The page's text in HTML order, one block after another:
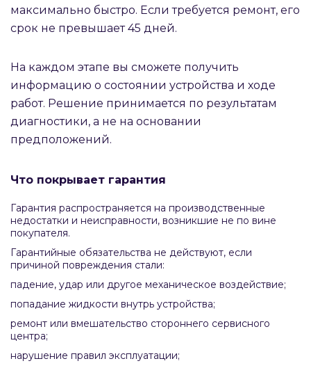
максимально быстро. Если требуется ремонт, его
срок не превышает 45 дней.
На каждом этапе вы сможете получить
информацию о состоянии устройства и ходе
работ. Решение принимается по результатам
диагностики, а не на основании
предположений.
Что покрывает гарантия
Гарантия распространяется на производственные
недостатки и неисправности, возникшие не по вине
покупателя.
Гарантийные обязательства не действуют, если
причиной повреждения стали:
падение, удар или другое механическое воздействие;
попадание жидкости внутрь устройства;
ремонт или вмешательство стороннего сервисного
центра;
нарушение правил эксплуатации;